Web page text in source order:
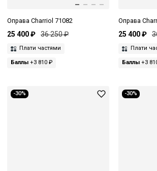
Оправа Charriol 71082
25 400 ₽ 36 250 ₽
Плати частями
Баллы +3 810 ₽
Оправа
25 400 ₽
Плати
Баллы+3
-30% -30%